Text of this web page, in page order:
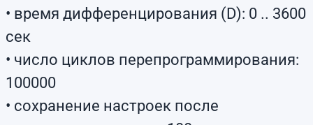
• время дифференцирования (D): 0 .. 3600
сек
• число циклов перепрограммирования:
100000
• сохранение настроек после